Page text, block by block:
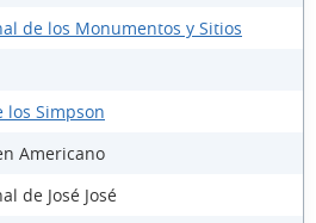
de los Monumentos y Sitios
los Simpson
Americano
de José José